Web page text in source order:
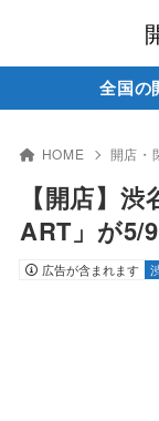
全国の
HOME 開店・
【開店】
ART」が5/
広告が含まれます